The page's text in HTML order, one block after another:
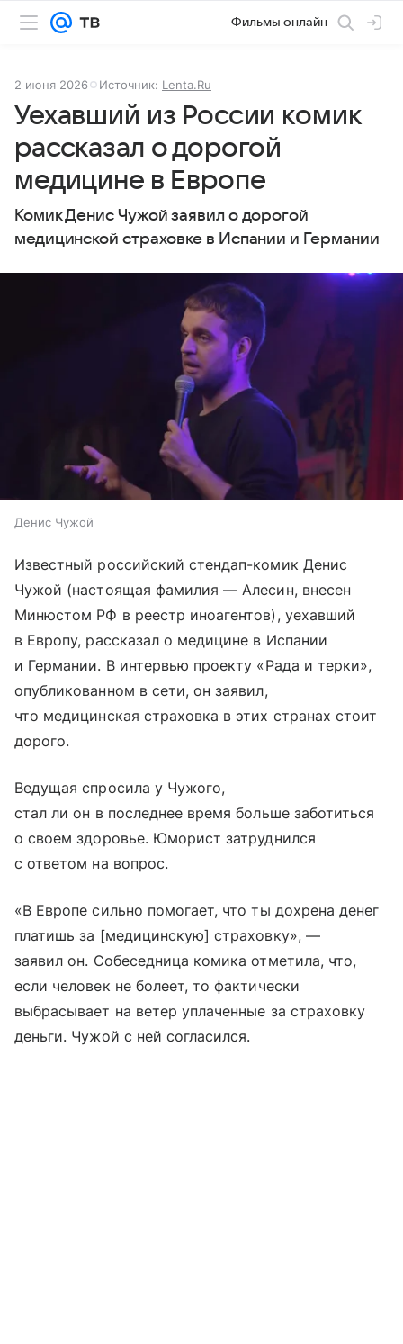
Фильмы онлайн
2 июня 2026 Источник: Lenta.Ru
Уехавший из России комик
рассказал о дорогой
медицине в Европе
Комик Денис Чужой заявил о дорогой
медицинской страховке в Испании и Германии
Денис Чужой
Известный российский стендап-комик Денис
Чужой (настоящая фамилия — Алесин, внесен
Минюстом РФ в реестр иноагентов), уехавший
в Европу, рассказал о медицине в Испании
и Германии. В интервью проекту «Рада и терки»,
опубликованном в сети, он заявил,
что медицинская страховка в этих странах стоит
дорого.
Ведущая спросила у Чужого,
стал ли он в последнее время больше заботиться
о своем здоровье. Юморист затруднился
с ответом на вопрос.
«В Европе сильно помогает, что ты дохрена денег
платишь за [медицинскую] страховку», —
заявил он. Собеседница комика отметила, что,
если человек не болеет, то фактически
выбрасывает на ветер уплаченные за страховку
деньги. Чужой с ней согласился.